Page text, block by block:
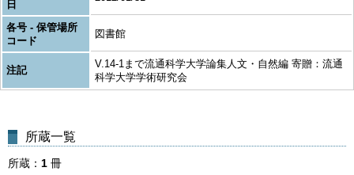
日
各号 - 保管場所
コード
図書館
注記
V.14-1まで流通科学大学論集人文・自然編 寄贈：流通
科学大学学術研究会
所蔵一覧
所蔵 1 冊